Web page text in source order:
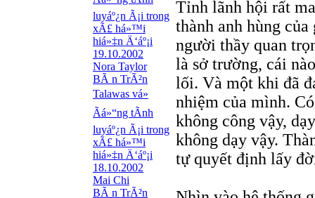
luyáº¿n Ã¡i trong
xÃ£ há»™i
hiá»‡n Ä‘áº¡i
19.10.2002
Nora Taylor
BÃ n TrÃ²n
Talawas vá»
Ãá»“ng tÃ­nh
luyáº¿n Ã¡i trong
xÃ£ há»™i
hiá»‡n Ä‘áº¡i
18.10.2002
Mai Chi
BÃ n TrÃ²n
Tỉnh lãnh hội rất
thành anh hùng
người thầy quan
là sở trường, cái
lối. Và một khi đã
nhiệm của mình.
không công vậy,
không dạy vậy.
tự quyết định lấy